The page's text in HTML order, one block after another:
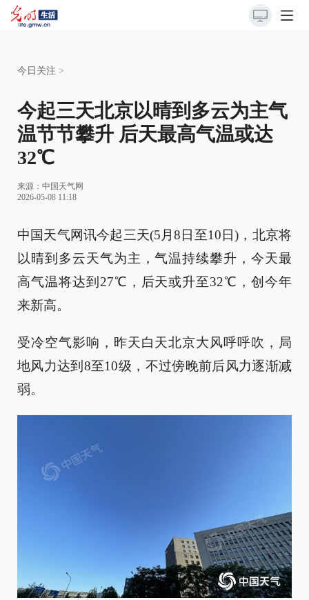
今日关注 >
今起三天北京以晴到多云为主气
温节节攀升 后天最高气温或达
32℃
来源： 中国天气网
2026-05-08 11:18
中国天气网讯今起三天(5月8日至10日)，北京将
以晴到多云天气为主，气温持续攀升，今天最
高气温将达到27℃，后天或升至32℃，创今年
来新高。
受冷空气影响，昨天白天北京大风呼呼吹，局
地风力达到8至10级，不过傍晚前后风力逐渐减
弱。